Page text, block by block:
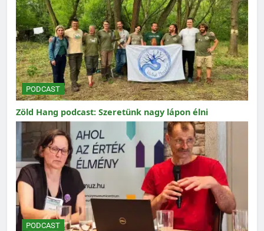
PODCAST
Zöld Hang podcast: Szeretünk nagy lápon élni
PODCAST